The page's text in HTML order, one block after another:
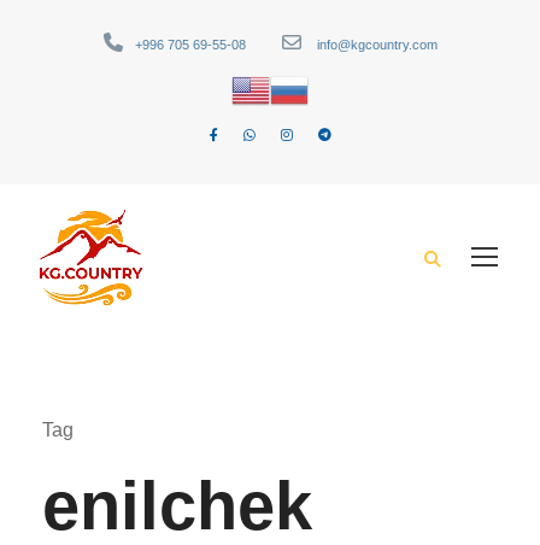
+996 705 69-55-08 info@kgcountry.com
Tag
enilchek